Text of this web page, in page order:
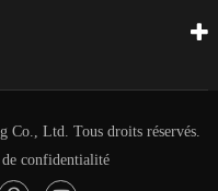
Co., Ltd. Tous droits réservés.
confidentialité